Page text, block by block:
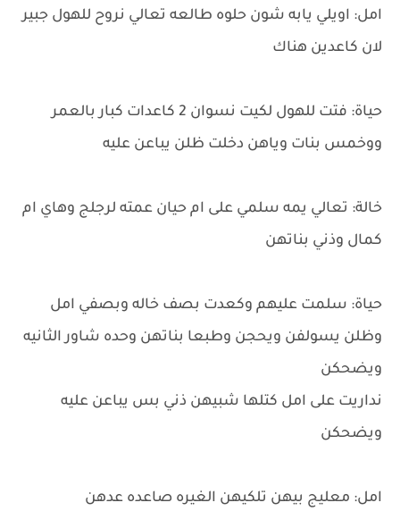
امل: اويلي يابه شون حلوه طالعه تعالي نروح للهول جبير
لان كاعدين هناك
حياة: فتت للهول لكيت نسوان 2 كاعدات كبار بالعمر
ووخمس بنات وياهن دخلت ظلن يباعن عليه
خالة: تعالي يمه سلمي على ام حيان عمته لرجلج وهاي ام
كمال وذني بناتهن
حياة: سلمت عليهم وكعدت بصف خاله وبصفي امل
وظلن يسولفن ويحجن وطبعا بناتهن وحده شاور الثانيه
ويضحكن
نداريت على امل كتلها شبيهن ذني بس يباعن عليه
ويضحكن
امل: معليج بيهن تلكيهن الغيره صاعده عدهن